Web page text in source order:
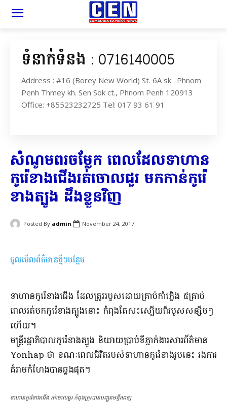
ទំនាក់ទំនង : 0716140005
Address : #16 (Borey New World) St. 6A sk . Phnom
Penh Thmey kh. Sen Sok ct., Phnom Penh 120913
Office: +85523232725 Tel: 017 93 61 91
សំណូមពរ​ចម្លែក ពេល​ដែល​ទាហាន​
កូរ៉េខាងជើង​រត់ចោលជួ​រ មកកាន់​កូរ៉េ
ខាងត្បូង ដឹងខ្លួន​វិញ​
Posted By admin November 24, 2017
ចូលមើលព័ត៌មានថ្មីៗបន្ថែម
​ទាហាន​កូរ៉េខាងជើង ដែល​ត្រូវ​របួស​ដោយ​គ្រាប់កាំភ្លើង ៥​គ្រាប់​
ពេល​រត់​មក​កូរ៉េ​ខាងត្បូង​នោះ កំពុងតែ​សះស្បើយ​ពី​របួស​សន្សឹមៗ​
ហើយ​។​
​មន្ត្រី​រដ្ឋាភិបាល​កូរ៉េខាងត្បូង និយាយប្រាប់​ទីភ្នាក់ងារ​សារព័ត៌មាន
Yonhap ថា ខណៈពេល​ជីវិត​របស់​ទាហាន​កូរ៉េ​ខាង​រូបនេះ រង​ការ
គំរាមកំហែង​បាន​ឆ្លង​ផុត​។​
ទាហាន​កូរ៉េខាងជើង រត់ចោល​ជួរ កំពុង​ត្រូវបាន​បញ្ជូន​មន្ទីរពេទ្យ​